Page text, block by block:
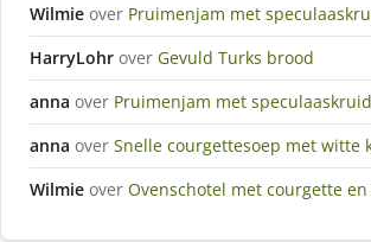
Wilmie over Pruimenjam met
HarryLohr over Gevuld Turks brood
anna over Pruimenjam met
anna over Snelle courgettesoep met witte
Wilmie over Ovenschotel met courgette